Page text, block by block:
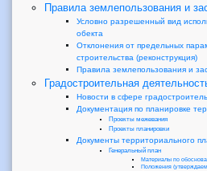
Правила землепользования и
Условно разрешенный вид
обекта
Отклонения от предельных
строительства (реконструкция)
Правила землепользования и
Градостроительная
Новости в сфере
Документация по планировке
Проекты межевания
Проекты планировки
Документы территориального
Генеральный план
Материалы по
Положения